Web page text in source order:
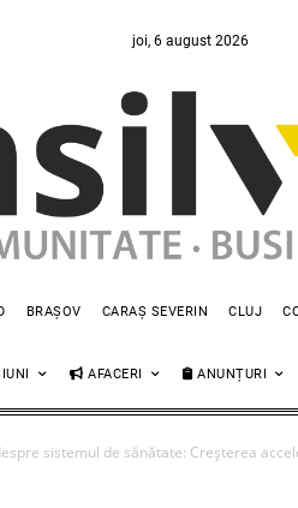
joi, 6 august 2026
BRAȘOV CARAȘ SEVERIN CLUJ
AFACERI ANUNȚURI
sistemul de sănătate: Creşterea